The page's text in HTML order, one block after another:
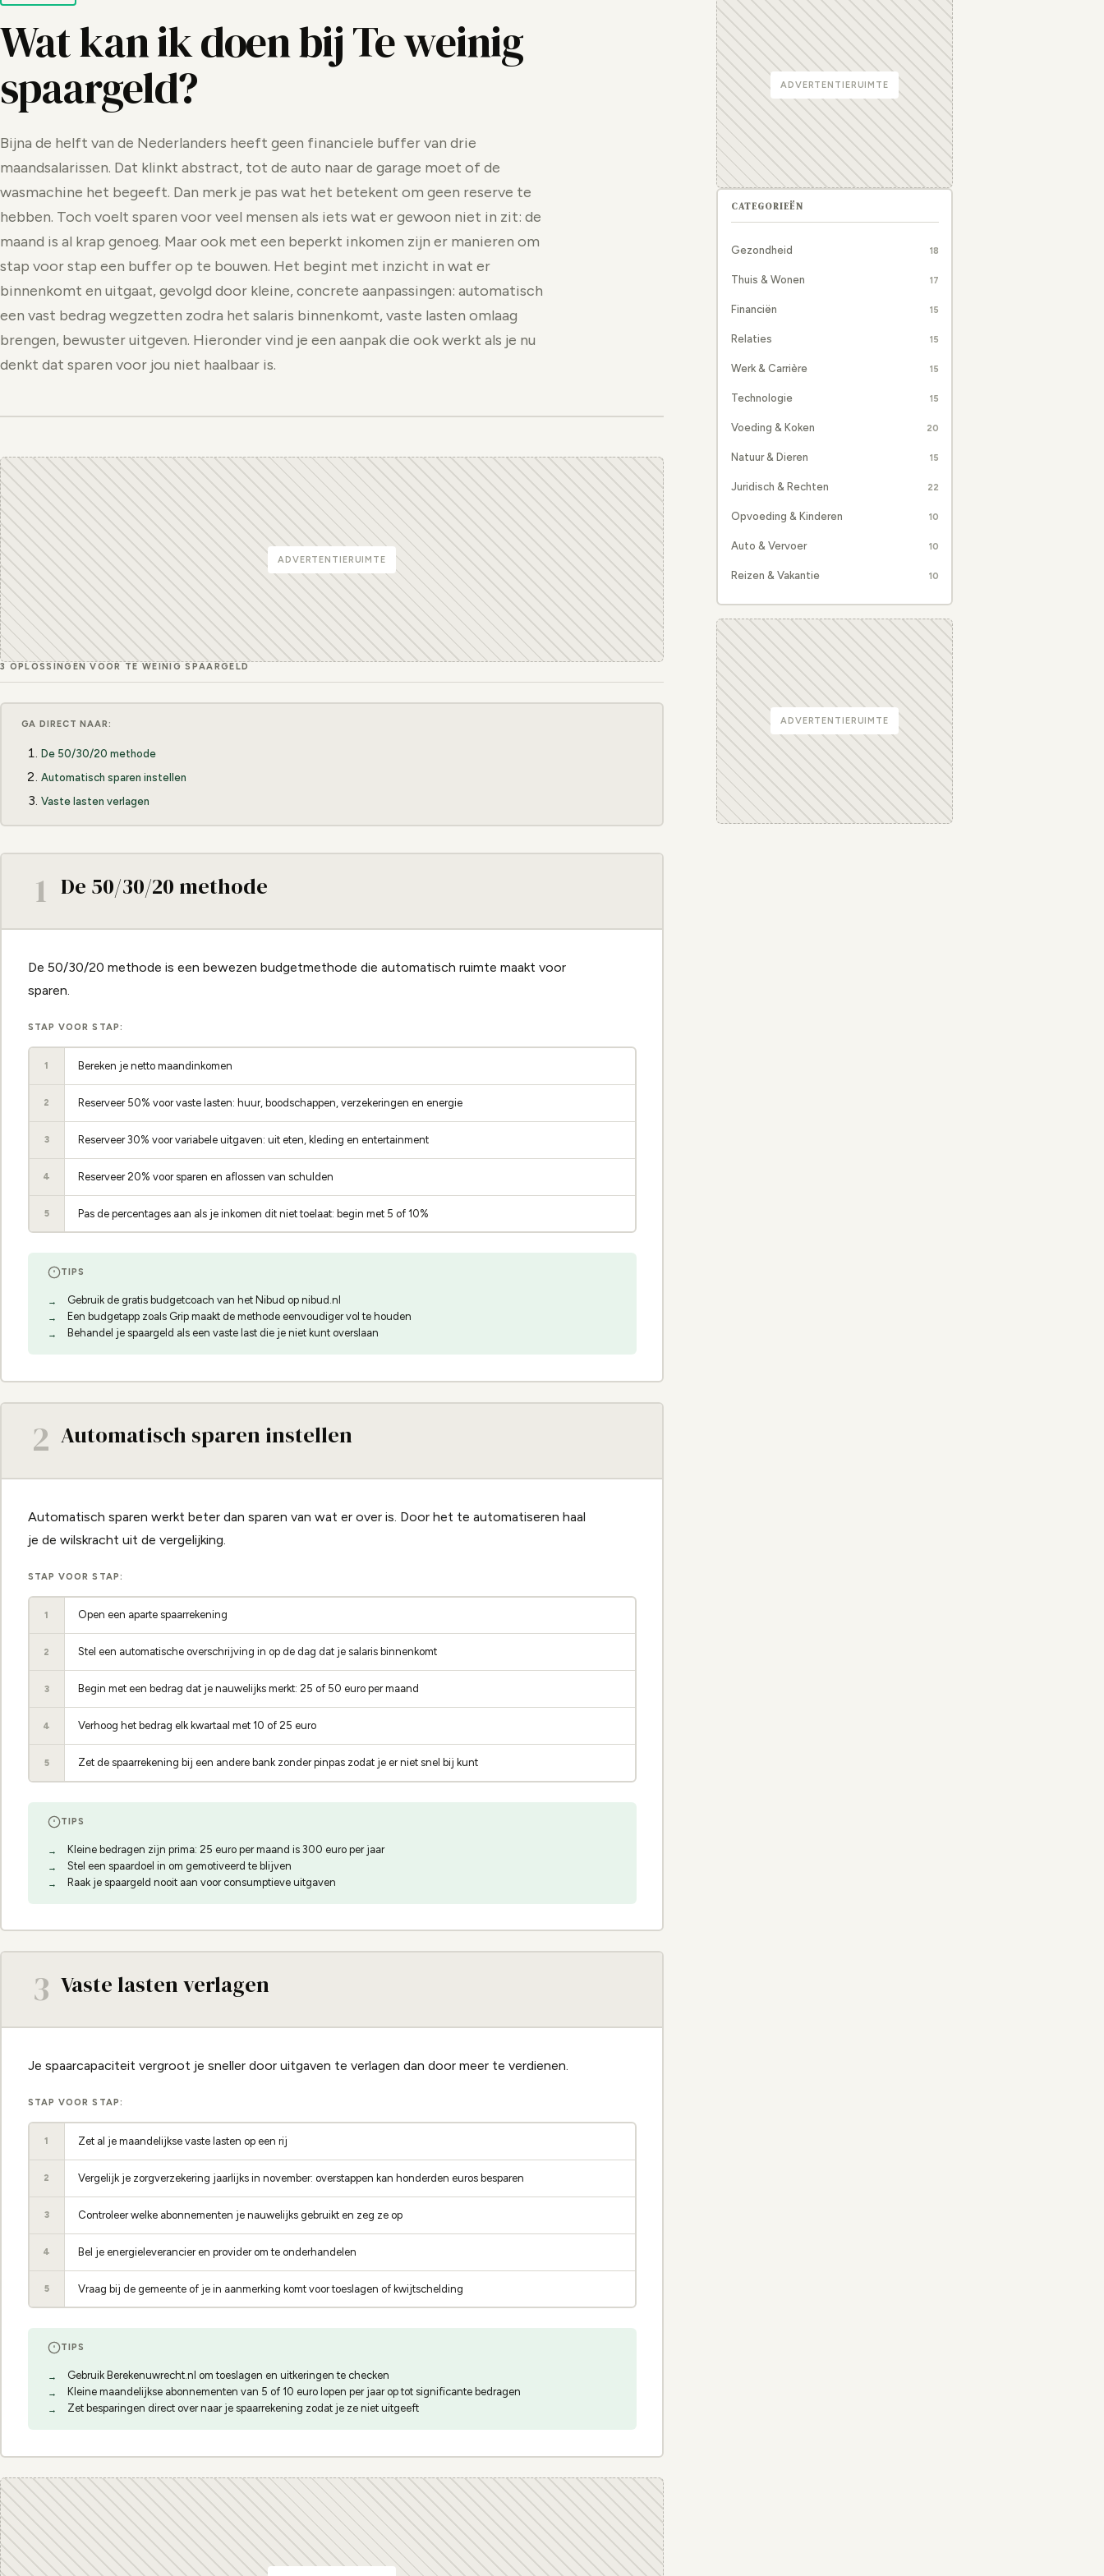
Wat kan ik doen bij Te weinig
spaargeld?
Bijna de helft van de Nederlanders heeft geen financiele buffer van drie
maandsalarissen. Dat klinkt abstract, tot de auto naar de garage moet of de
wasmachine het begeeft. Dan merk je pas wat het betekent om geen reserve te
hebben. Toch voelt sparen voor veel mensen als iets wat er gewoon niet in zit: de
maand is al krap genoeg. Maar ook met een beperkt inkomen zijn er manieren om
stap voor stap een buffer op te bouwen. Het begint met inzicht in wat er
binnenkomt en uitgaat, gevolgd door kleine, concrete aanpassingen: automatisch
een vast bedrag wegzetten zodra het salaris binnenkomt, vaste lasten omlaag
brengen, bewuster uitgeven. Hieronder vind je een aanpak die ook werkt als je nu
denkt dat sparen voor jou niet haalbaar is.
ADVERTENTIERUIMTE
3 OPLOSSINGEN VOOR TE WEINIG SPAARGELD
GA DIRECT NAAR:
De 50/30/20 methode
Automatisch sparen instellen
Vaste lasten verlagen
1 De 50/30/20 methode
De 50/30/20 methode is een bewezen budgetmethode die automatisch ruimte maakt voor
sparen.
STAP VOOR STAP:
1 Bereken je netto maandinkomen
2 Reserveer 50% voor vaste lasten: huur, boodschappen, verzekeringen en energie
3 Reserveer 30% voor variabele uitgaven: uit eten, kleding en entertainment
4 Reserveer 20% voor sparen en aflossen van schulden
5 Pas de percentages aan als je inkomen dit niet toelaat: begin met 5 of 10%
TIPS
Gebruik de gratis budgetcoach van het Nibud op nibud.nl
Een budgetapp zoals Grip maakt de methode eenvoudiger vol te houden
Behandel je spaargeld als een vaste last die je niet kunt overslaan
2 Automatisch sparen instellen
Automatisch sparen werkt beter dan sparen van wat er over is. Door het te automatiseren haal
je de wilskracht uit de vergelijking.
STAP VOOR STAP:
1 Open een aparte spaarrekening
2 Stel een automatische overschrijving in op de dag dat je salaris binnenkomt
3 Begin met een bedrag dat je nauwelijks merkt: 25 of 50 euro per maand
4 Verhoog het bedrag elk kwartaal met 10 of 25 euro
5 Zet de spaarrekening bij een andere bank zonder pinpas zodat je er niet snel bij kunt
TIPS
Kleine bedragen zijn prima: 25 euro per maand is 300 euro per jaar
Stel een spaardoel in om gemotiveerd te blijven
Raak je spaargeld nooit aan voor consumptieve uitgaven
3 Vaste lasten verlagen
Je spaarcapaciteit vergroot je sneller door uitgaven te verlagen dan door meer te verdienen.
STAP VOOR STAP:
1 Zet al je maandelijkse vaste lasten op een rij
2 Vergelijk je zorgverzekering jaarlijks in november: overstappen kan honderden euros besparen
3 Controleer welke abonnementen je nauwelijks gebruikt en zeg ze op
4 Bel je energieleverancier en provider om te onderhandelen
5 Vraag bij de gemeente of je in aanmerking komt voor toeslagen of kwijtschelding
TIPS
Gebruik Berekenuwrecht.nl om toeslagen en uitkeringen te checken
Kleine maandelijkse abonnementen van 5 of 10 euro lopen per jaar op tot significante bedragen
Zet besparingen direct over naar je spaarrekening zodat je ze niet uitgeeft
ADVERTENTIERUIMTE
CATEGORIEËN
Gezondheid 18
Thuis & Wonen 17
Financiën 15
Relaties 15
Werk & Carrière 15
Technologie 15
Voeding & Koken 20
Natuur & Dieren 15
Juridisch & Rechten 22
Opvoeding & Kinderen 10
Auto & Vervoer 10
Reizen & Vakantie 10
ADVERTENTIERUIMTE